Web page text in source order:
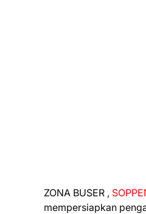
ZONA BUSER ,
mempersiapkan